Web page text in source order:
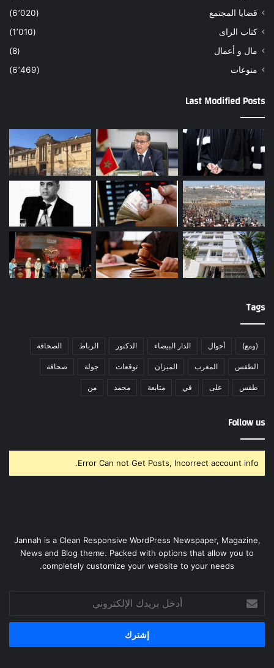
قضايا المجتمع
(6٬020)
كتاب الراى
(1٬010)
مال و أعمال
(8)
منوعات
(6٬469)
Last Modified Posts
Tags
(ومع) أحوال الدار البيضاء الدكتور الرباط الصحافة
الطقس المغرب الميزان توقعات جولة صحافة
طقس على في متابعة محمد من
Follow us
Error Can not Get Posts, Incorrect account info.
Jannah is a Clean Responsive WordPress Newspaper, Magazine,
News and Blog theme. Packed with options that allow you to
completely customize your website to your needs.
بريدك
الإلكتروني